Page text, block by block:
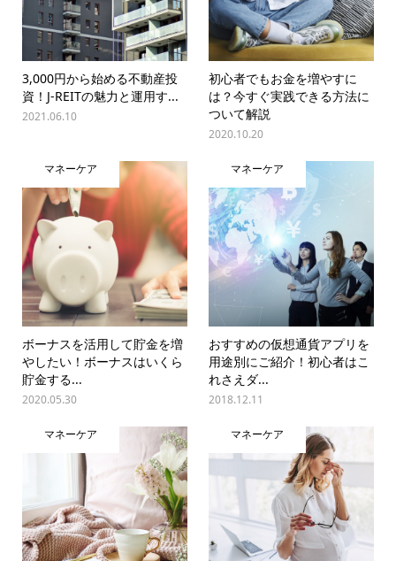
3,000円から始める不動産投
資！J-REITの魅力と運用す...
2021.06.10
初心者でもお金を増やすに
は？今すぐ実践できる方法に
ついて解説
2020.10.20
マネーケア
ボーナスを活用して貯金を増
やしたい！ボーナスはいくら
貯金する...
2020.05.30
マネーケア
おすすめの仮想通貨アプリを
用途別にご紹介！初心者はこ
れさえダ...
2018.12.11
マネーケア マネーケア